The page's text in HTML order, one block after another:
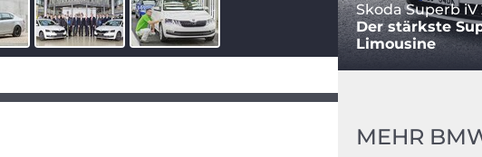
Skoda Superb iV
Der stärkste
Limousine
MEHR